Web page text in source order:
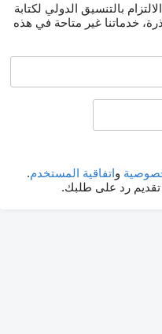
بالتنسيق الدولي لكتابة
خدماتنا غير متاحة في هذه
واتفاقية المستخدم.
رد على طلبك.